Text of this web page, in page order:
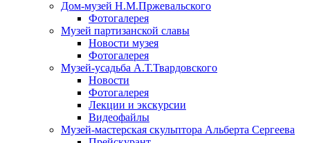
Дом-музей Н.М.Пржевальского
Фотогалерея
Музей партизанской славы
Новости музея
Фотогалерея
Музей-усадьба А.Т.Твардовского
Новости
Фотогалерея
Лекции и экскурсии
Видеофайлы
Музей-мастерская скульптора Альберта Сергеева